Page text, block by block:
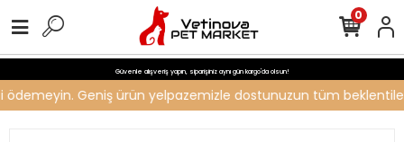
Güvenle alışveriş yapın, siparişiniz aynı gün kargo'da olsun!
Geniş ürün yelpazemizle dostunuzun tüm
0